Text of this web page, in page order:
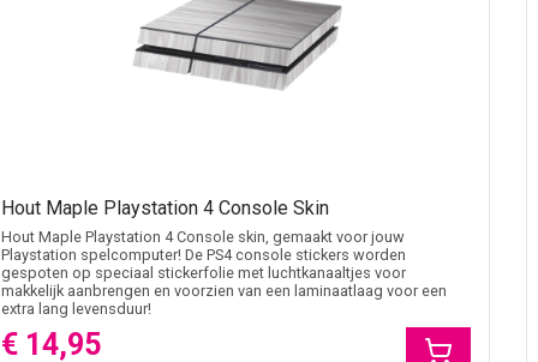
Hout Maple Playstation 4 Console Skin
Hout Maple Playstation 4 Console skin, gemaakt voor jouw
Playstation spelcomputer! De PS4 console stickers worden
gespoten op speciaal stickerfolie met luchtkanaaltjes voor
makkelijk aanbrengen en voorzien van een laminaatlaag voor een
extra lang levensduur!
€ 14,95